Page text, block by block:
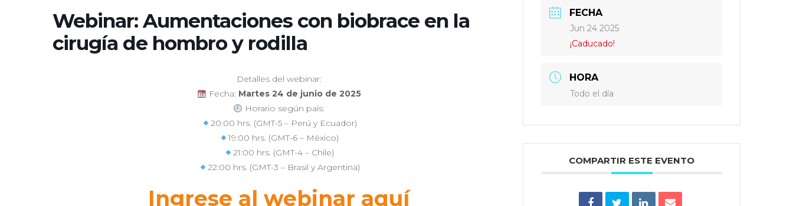
Webinar: Aumentaciones con biobrace en la
cirugía de hombro y rodilla
Detalles del webinar:
Fecha: Martes 24 de junio de 2025
Horario según país:
20:00 hrs. (GMT-5 – Perú y Ecuador)
19:00 hrs. (GMT-6 – México)
21:00 hrs. (GMT-4 – Chile)
22:00 hrs. (GMT-3 – Brasil y Argentina)
Ingrese al webinar aquí
FECHA
Jun 24 2025
¡Caducado!
HORA
Todo el día
COMPARTIR ESTE EVENTO